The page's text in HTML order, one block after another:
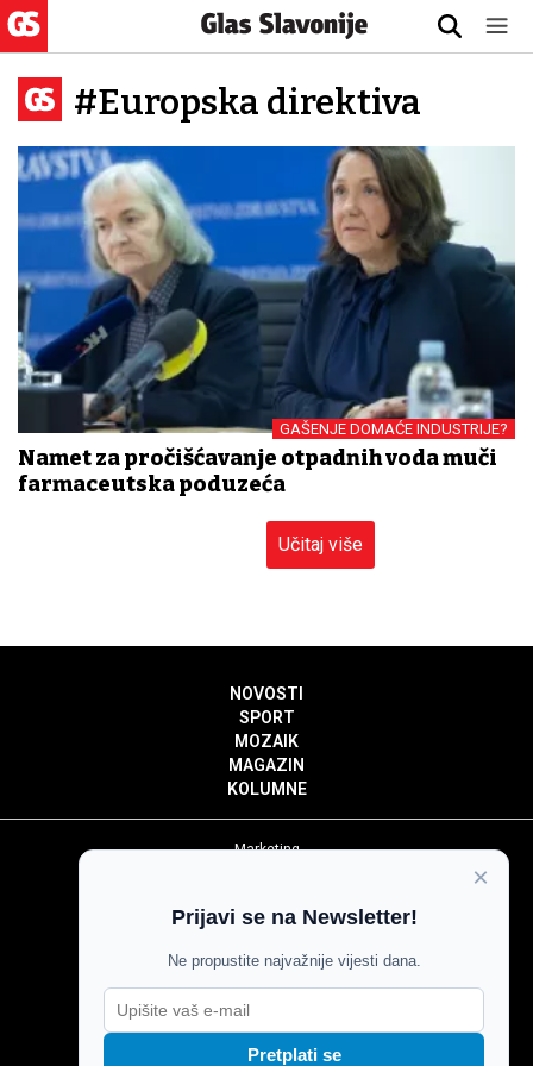
#Europska direktiva
GAŠENJE DOMAĆE INDUSTRIJE?
Namet za pročišćavanje otpadnih voda muči
farmaceutska poduzeća
Učitaj više
NOVOSTI
SPORT
MOZAIK
MAGAZIN
KOLUMNE
Marketing
Impressum
Pravila komentiranja
Agroglas
×
Prijavi se na Newsletter!
Ne propustite najvažnije vijesti dana.
Pretplati se